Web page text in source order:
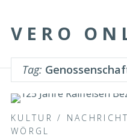
VERO
Tag:
KULTUR /
WÖRGL